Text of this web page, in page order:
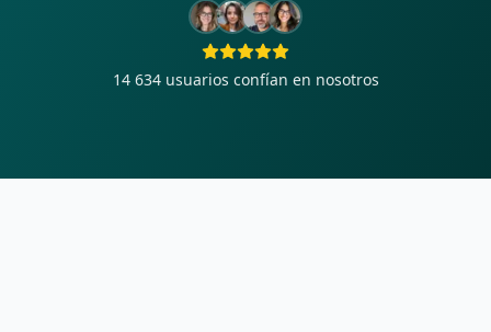
14 634 usuarios confían en nosotros